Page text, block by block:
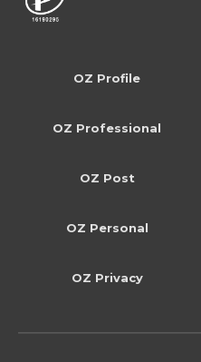
OZ Profile
OZ Professional
OZ Post
OZ Personal
OZ Privacy